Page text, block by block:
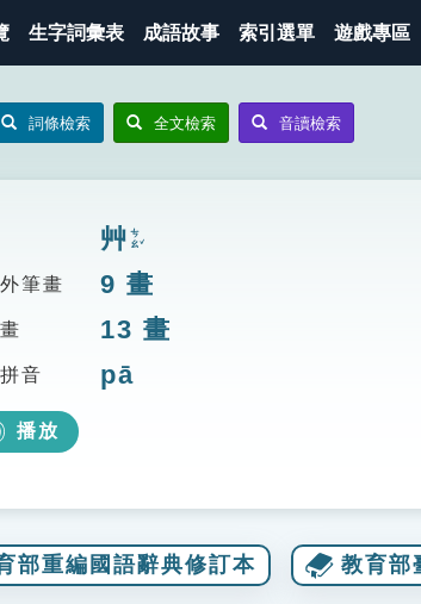
生字詞彙表 成語故事 索引選單 遊戲專區
詞條檢索 全文檢索 音讀檢索
艸ㄘㄠˇ
筆畫 9 畫
13 畫
音 pā
播放
部重編國語辭典修訂本 教育部